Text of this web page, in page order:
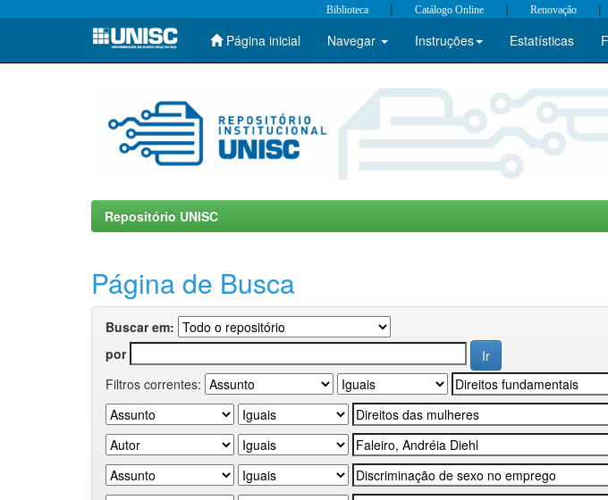
Skip
Biblioteca | Catálogo Online | Renovação |
Página inicial Navegar Instruções Estatísticas
Repositório UNISC
Página de Busca
Buscar em:
por
Filtros correntes: